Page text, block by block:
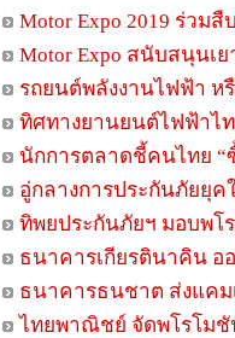
Motor Expo 2019 ร่วม
Motor Expo สนับสนุนเย
รถยนต์พลังงานไฟฟ้า หรื
ทิศทางยานยนต์ไฟฟ้าไ
นักการตลาดชี้คนไทย “
อู่กลางการประกันภัยยุ
ทิพยประกันภัยฯ มอบพโ
ธนาคารเกียรตินาคิน อ
ธนาคารธนชาต ส่งแคม
ไทยพาณิชย์ จัดพโรโมชั